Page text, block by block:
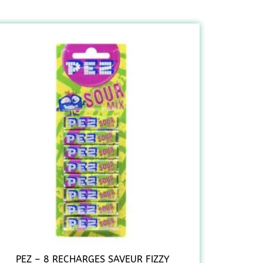
PEZ – 8 RECHARGES SAVEUR FIZZY